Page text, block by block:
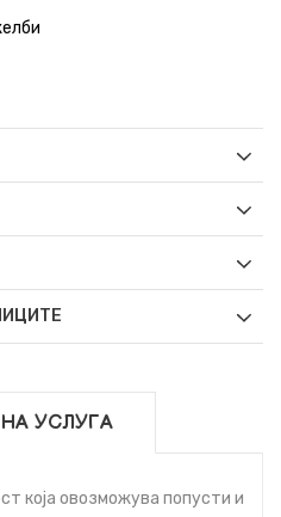
УСЛУГА
која овозможува попусти и